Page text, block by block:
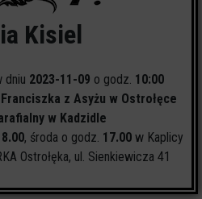
Kisiel
dniu 2023-11-09 o godz. 10:00
z Asyżu w Ostrołęce
w Kadzidle
, środa o godz. 17.00 w Kaplicy
Ostrołęka, ul. Sienkiewicza 41